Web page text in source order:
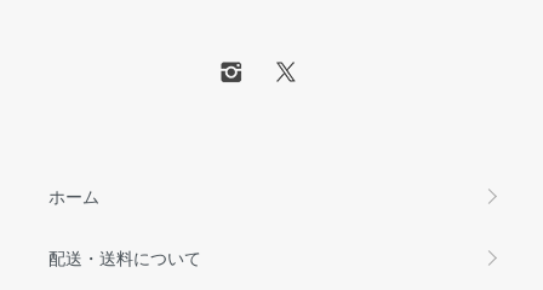
ホーム
配送・送料について